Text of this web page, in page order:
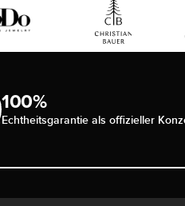
100%
Echtheitsgarantie als offizieller